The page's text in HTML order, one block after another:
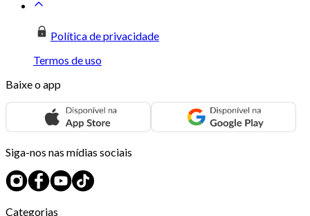
Política de privacidade
Termos de uso
Baixe o app
Siga-nos nas mídias sociais
Categorias